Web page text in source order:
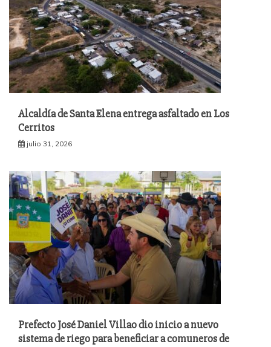
Alcaldía de Santa Elena entrega asfaltado en Los
Cerritos
julio 31, 2026
Prefecto José Daniel Villao dio inicio a nuevo
sistema de riego para beneficiar a comuneros de